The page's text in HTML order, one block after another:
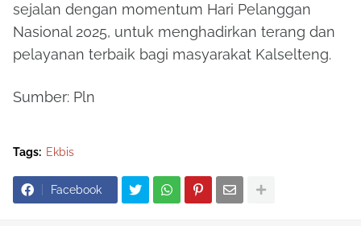
sejalan dengan momentum Hari Pelanggan
Nasional 2025, untuk menghadirkan terang dan
pelayanan terbaik bagi masyarakat Kalselteng.
Sumber: Pln
Tags: Ekbis
Facebook